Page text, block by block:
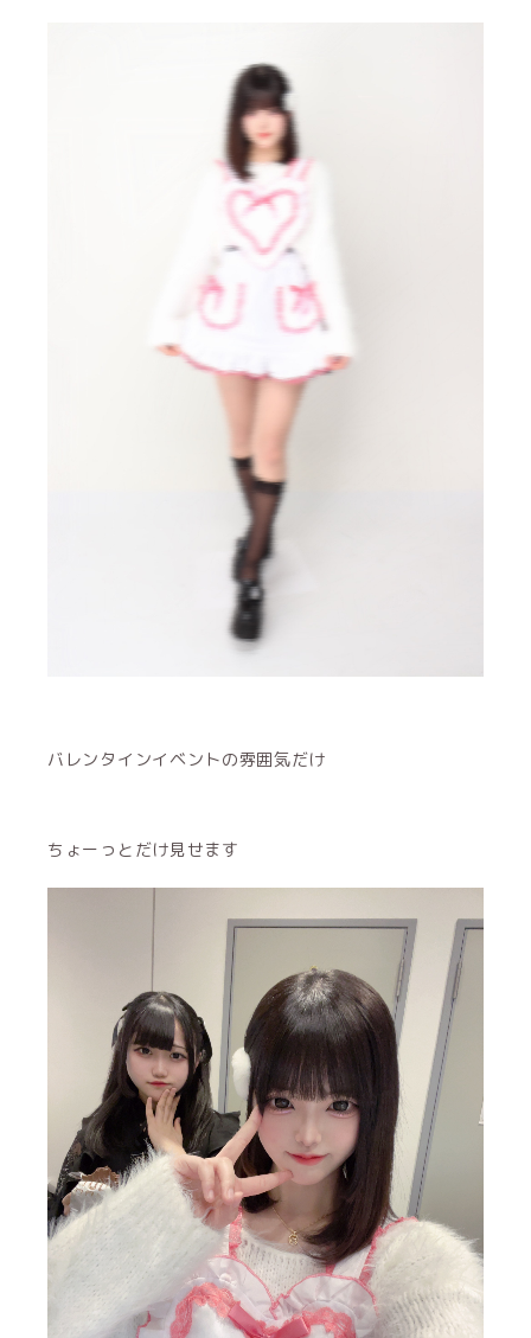
バレンタインイベントの雰囲気だけ
ちょーっとだけ見せます